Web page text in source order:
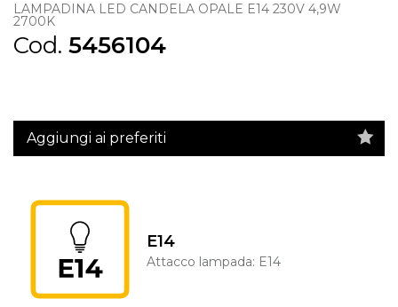
LAMPADINA LED CANDELA OPALE E14 230V 4,9W
2700K
Cod. 5456104
Aggiungi ai preferiti
E14
Attacco lampada: E14